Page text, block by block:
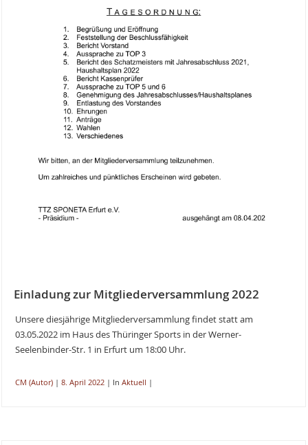
Einladung zur Mitgliederversammlung 2022
Unsere diesjährige Mitgliederversammlung findet statt am
03.05.2022 im Haus des Thüringer Sports in der Werner-
Seelenbinder-Str. 1 in Erfurt um 18:00 Uhr.
CM (Autor)| 8. April 2022| In Aktuell |